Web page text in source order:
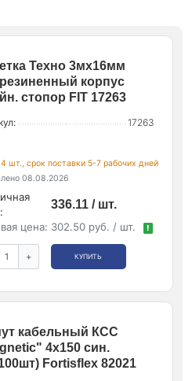
Техно 3мх16мм
корпус
стопор FIT 17263
17263
шт., срок поставки 5-7 рабочих дней
08.08.2026
336.11 / шт.
цена: 302.50 руб. / шт. !
+ КУПИТЬ
кабельный КСС
4х150 син.
Fortisflex 82021